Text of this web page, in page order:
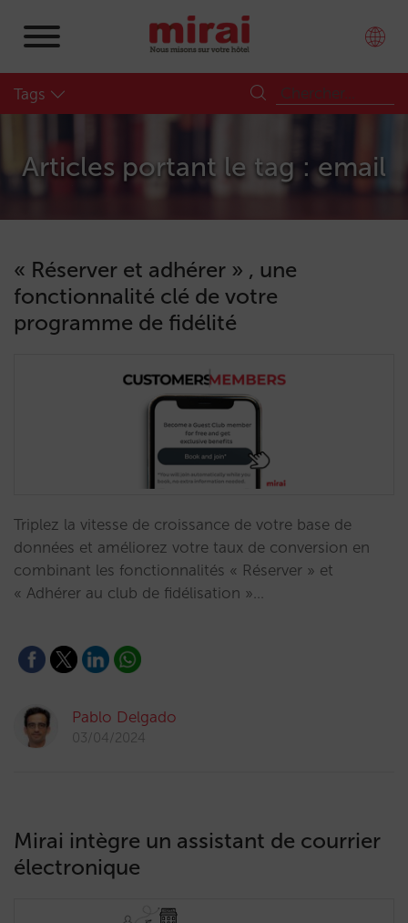
Tags
Articles portant le tag : email
« Réserver et adhérer » , une
fonctionnalité clé de votre
programme de fidélité
Triplez la vitesse de croissance de votre base de
données et améliorez votre taux de conversion en
combinant les fonctionnalités « Réserver » et
« Adhérer au club de fidélisation »…
Pablo Delgado
03/04/2024
Mirai intègre un assistant de courrier
électronique